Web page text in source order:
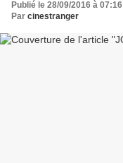
Publié le 28/09/2016 à 07:16
Par cinestranger